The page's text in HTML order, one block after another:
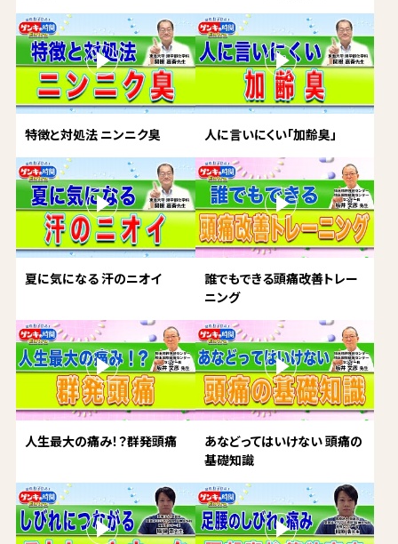
特徴と対処法 ニンニク臭 人に言いにくい「加齢臭」
夏に気になる 汗のニオイ
誰でもできる頭痛改善トレー
ニング
人生最大の痛み！？群発頭痛
あなどってはいけない 頭痛の
基礎知識